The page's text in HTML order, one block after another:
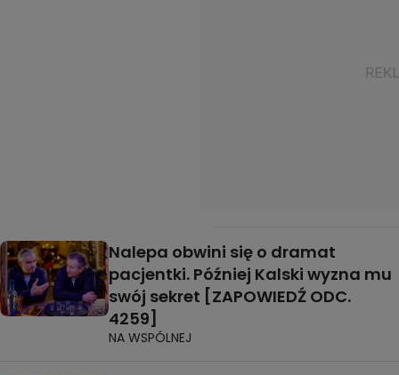
Nalepa obwini się o dramat
pacjentki. Później Kalski wyzna mu
swój sekret [ZAPOWIEDŹ ODC.
4259]
NA WSPÓLNEJ